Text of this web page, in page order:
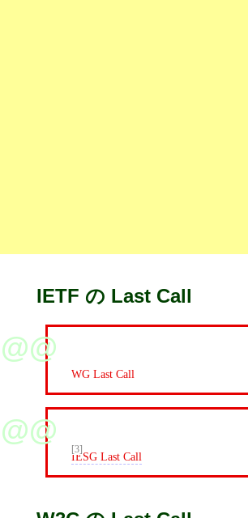
IETF の Last Call
WG Last Call
[3]
IESG Last Call